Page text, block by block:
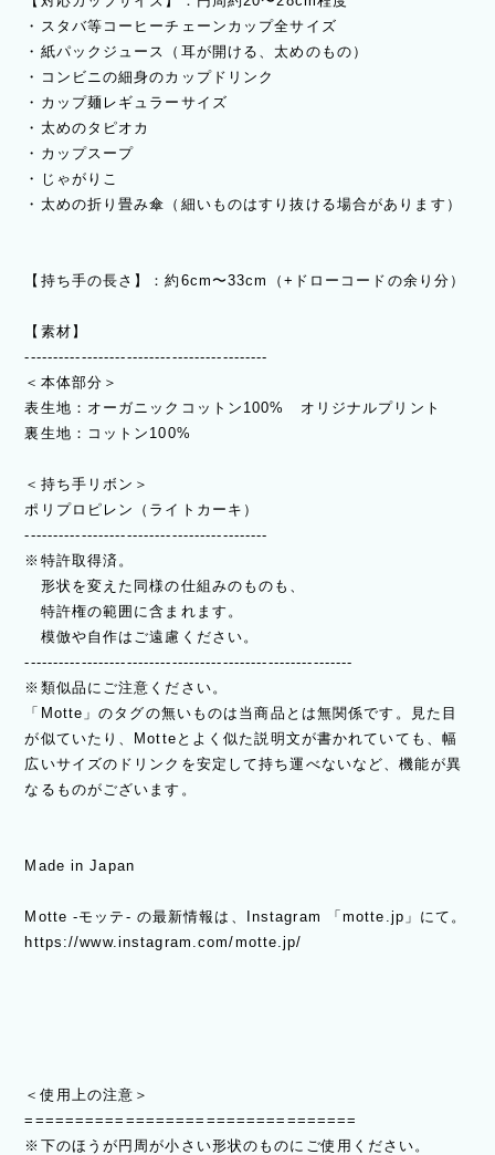
・スタバ等コーヒーチェーンカップ全サイズ
・紙パックジュース（耳が開ける、太めのもの）
・コンビニの細身のカップドリンク
・カップ麺レギュラーサイズ
・太めのタピオカ
・カップスープ
・じゃがりこ
・太めの折り畳み傘（細いものはすり抜ける場合があります）
【持ち手の長さ】：約6cm〜33cm（+ドローコードの余り分）
【素材】
-------------------------------------------
＜本体部分＞
表生地：オーガニックコットン100% オリジナルプリント
裏生地：コットン100%
＜持ち手リボン＞
ポリプロピレン（ライトカーキ）
-------------------------------------------
※特許取得済。
形状を変えた同様の仕組みのものも、
特許権の範囲に含まれます。
模倣や自作はご遠慮ください。
----------------------------------------------------------
※類似品にご注意ください。
「Motte」のタグの無いものは当商品とは無関係です。見た目
が似ていたり、Motteとよく似た説明文が書かれていても、幅
広いサイズのドリンクを安定して持ち運べないなど、機能が異
なるものがございます。
Made in Japan
Motte -モッテ- の最新情報は、Instagram 「motte.jp」にて。
https://www.instagram.com/motte.jp/
＜使用上の注意＞
=================================
※下のほうが円周が小さい形状のものにご使用ください。